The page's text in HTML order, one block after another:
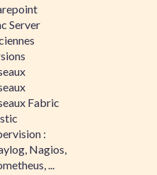
Server
Fabric
:
Nagios,
...